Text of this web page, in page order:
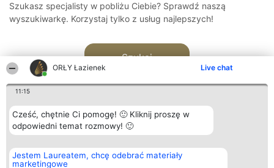
ORŁY Łazienek Live chat
11:15
Cześć, chętnie Ci pomogę! 🙂 Kliknij proszę w
odpowiedni temat rozmowy! 🙂
Jestem Laureatem, chcę odebrać materiały
marketingowe
Szukasz specjalisty w pobliżu Ciebie? Sprawdź naszą
wyszukiwarkę. Korzystaj tylko z usług najlepszych!
Szukaj
Organizator plebiscytu
Bright Side Solutions sp. z o.
o. sp. k.
Plebiscyt
Laureaci
Kontakt
Kontakt